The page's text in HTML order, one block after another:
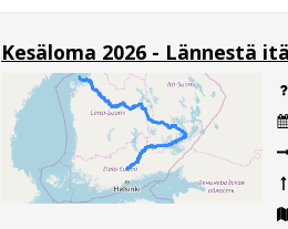
Kesäloma 2026 - Lännestä